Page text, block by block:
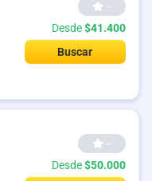
--
Desde$41.400
Buscar
--
Desde$50.000